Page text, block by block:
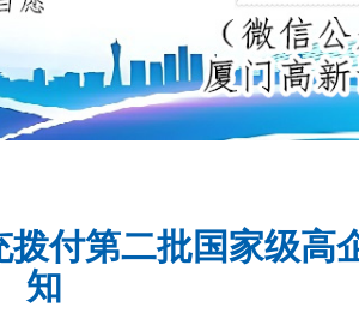
付第二批国家级高
知